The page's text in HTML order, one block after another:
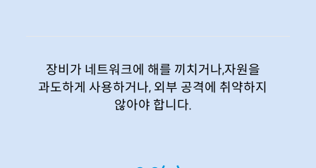
장비가 네트워크에 해를 끼치거나,자원을
과도하게 사용하거나, 외부 공격에 취약하지
않아야 합니다.